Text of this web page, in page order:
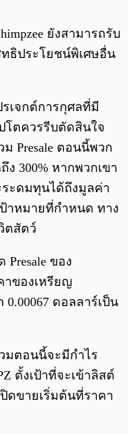
ยังสามารถรับ
ธิประโยชน์พิเศษอื่น
เจกต์การกุศลที่มี
ตควรรีบตัดสินใจ
Presale ตอนนี้พวก
300% หากพวกเขา
ระดมทุนได้ถึงมูลค่า
ป้าหมายที่กำหนด ทาง
ตสัตว์
Presale ของ
าของเหรียญ
0.00067 ดอลลาร์เป็น
มตอนนี้จะมีกำไร
ตั้งเป้าที่จะเข้าลิสต์
ดขายเริ่มต้นที่ราคา